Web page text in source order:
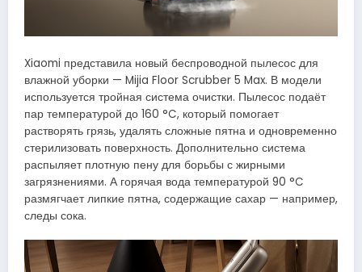
Xiaomi представила новый беспроводной пылесос для
влажной уборки — Mijia Floor Scrubber 5 Max. В модели
используется тройная система очистки. Пылесос подаёт
пар температурой до 160 °C, который помогает
растворять грязь, удалять сложные пятна и одновременно
стерилизовать поверхность. Дополнительно система
распыляет плотную пену для борьбы с жирными
загрязнениями. А горячая вода температурой 90 °C
размягчает липкие пятна, содержащие сахар — например,
следы сока.